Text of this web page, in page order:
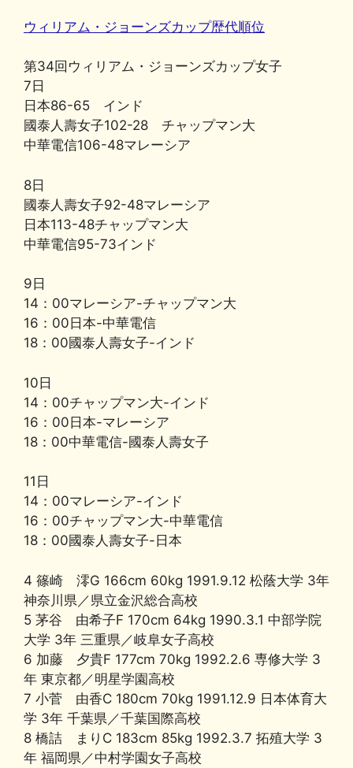
o
o
y
n
k
ウィリアム・ジョーンズカップ歴代順位
第34回ウィリアム・ジョーンズカップ女子
7日
日本86-65 インド
國泰人壽女子102-28 チャップマン大
中華電信106-48マレーシア
8日
國泰人壽女子92-48マレーシア
日本113-48チャップマン大
中華電信95-73インド
9日
14：00マレーシア-チャップマン大
16：00日本-中華電信
18：00國泰人壽女子-インド
10日
14：00チャップマン大-インド
16：00日本-マレーシア
18：00中華電信-國泰人壽女子
11日
14：00マレーシア-インド
16：00チャップマン大-中華電信
18：00國泰人壽女子-日本
4 篠崎 澪G 166cm 60kg 1991.9.12 松蔭大学 3年
神奈川県／県立金沢総合高校
5 茅谷 由希子F 170cm 64kg 1990.3.1 中部学院
大学 3年 三重県／岐阜女子高校
6 加藤 夕貴F 177cm 70kg 1992.2.6 専修大学 3
年 東京都／明星学園高校
7 小菅 由香C 180cm 70kg 1991.12.9 日本体育大
学 3年 千葉県／千葉国際高校
8 橋詰 まりC 183cm 85kg 1992.3.7 拓殖大学 3
年 福岡県／中村学園女子高校